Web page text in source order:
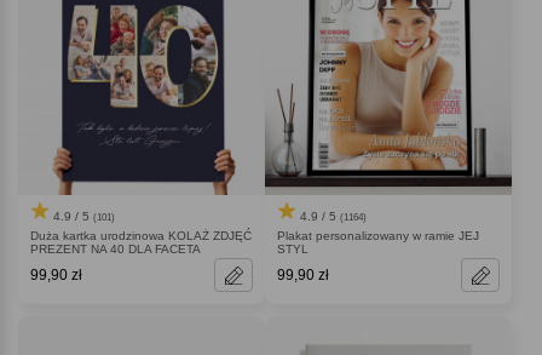
4.9 / 5 (101)
Duża kartka urodzinowa KOLAŻ ZDJĘĆ
PREZENT NA 40 DLA FACETA
99,90 zł
4.9 / 5 (1164)
Plakat personalizowany w ramie JEJ
STYL
99,90 zł